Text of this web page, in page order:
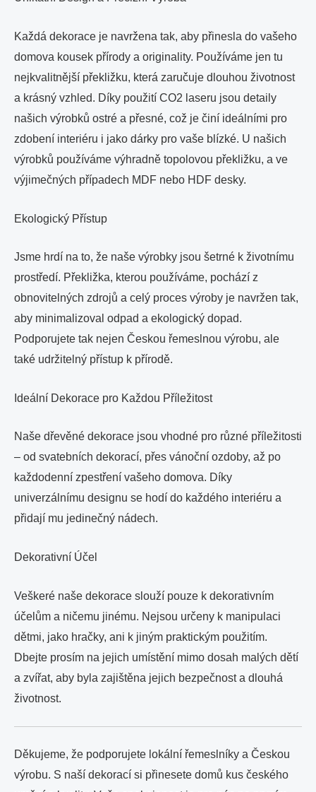
Každá dekorace je navržena tak, aby přinesla do vašeho
domova kousek přírody a originality. Používáme jen tu
nejkvalitnější překližku, která zaručuje dlouhou životnost
a krásný vzhled. Díky použití CO2 laseru jsou detaily
našich výrobků ostré a přesné, což je činí ideálními pro
zdobení interiéru i jako dárky pro vaše blízké. U našich
výrobků používáme výhradně topolovou překližku, a ve
výjimečných případech MDF nebo HDF desky.
Ekologický Přístup
Jsme hrdí na to, že naše výrobky jsou šetrné k životnímu
prostředí. Překližka, kterou používáme, pochází z
obnovitelných zdrojů a celý proces výroby je navržen tak,
aby minimalizoval odpad a ekologický dopad.
Podporujete tak nejen Českou řemeslnou výrobu, ale
také udržitelný přístup k přírodě.
Ideální Dekorace pro Každou Příležitost
Naše dřevěné dekorace jsou vhodné pro různé příležitosti
– od svatebních dekorací, přes vánoční ozdoby, až po
každodenní zpestření vašeho domova. Díky
univerzálnímu designu se hodí do každého interiéru a
přidají mu jedinečný nádech.
Dekorativní Účel
Veškeré naše dekorace slouží pouze k dekorativním
účelům a ničemu jinému. Nejsou určeny k manipulaci
dětmi, jako hračky, ani k jiným praktickým použitím.
Dbejte prosím na jejich umístění mimo dosah malých dětí
a zvířat, aby byla zajištěna jejich bezpečnost a dlouhá
životnost.
Děkujeme, že podporujete lokální řemeslníky a Českou
výrobu. S naší dekorací si přinesete domů kus českého